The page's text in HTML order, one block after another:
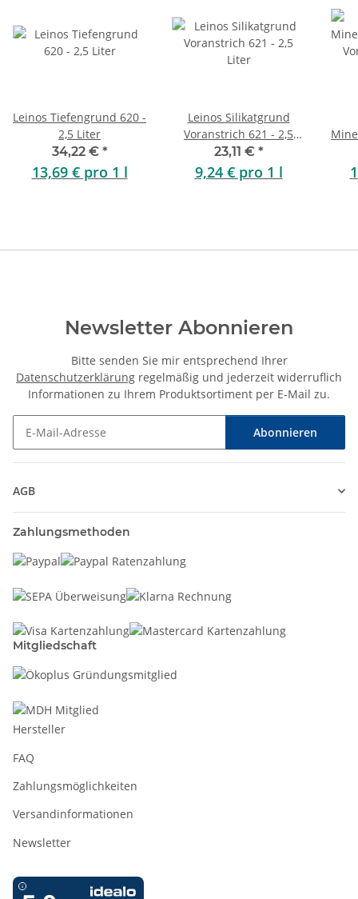
Leinos Tiefengrund 620 -
2,5 Liter
34,22 € *
13,69 € pro 1 l
Leinos Silikatgrund
Voranstrich 621 - 2,5
Liter
23,11 € *
9,24 € pro 1 l
Newsletter Abonnieren
Bitte senden Sie mir entsprechend Ihrer
Datenschutzerklärung regelmäßig und jederzeit widerruflich
Informationen zu Ihrem Produktsortiment per E-Mail zu.
Abonnieren
AGB
Zahlungsmethoden
Mitgliedschaft
Hersteller
FAQ
Zahlungsmöglichkeiten
Versandinformationen
Newsletter